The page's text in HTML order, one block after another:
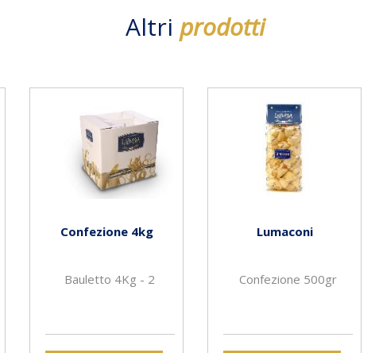
Altri prodotti
Confezione 4kg
Bauletto 4Kg - 2
Lumaconi
Confezione 500gr